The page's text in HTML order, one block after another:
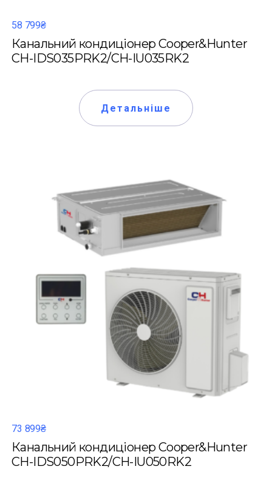
58 799₴
Канальний кондиціонер Cooper&Hunter
CH-IDS035PRK2/CH-IU035RK2
Детальніше
73 899₴
Канальний кондиціонер Cooper&Hunter
CH-IDS050PRK2/CH-IU050RK2